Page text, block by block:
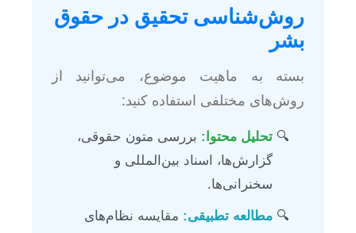
روش‌شناسی تحقیق در حقوق
بشر
بسته به ماهیت موضوع، می‌توانید از
روش‌های مختلفی استفاده کنید:
تحلیل محتوا: بررسی متون حقوقی،
گزارش‌ها، اسناد بین‌المللی و
سخنرانی‌ها.
مطالعه تطبیقی: مقایسه نظام‌های